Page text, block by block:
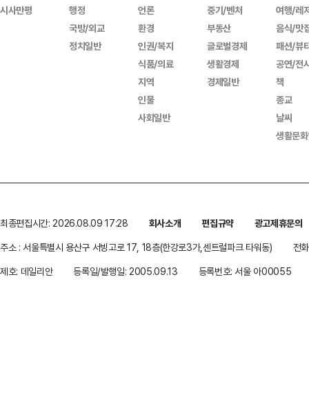
시사만평
행정
국방/외교
정치일반
언론
환경
인권/복지
식품/의료
지역
인물
사회일반
중기/벤처
부동산
글로벌경제
생활경제
경제일반
여행/레
음식/맛
패션/뷰
공연/전
책
종교
날씨
생활문
최종편집시간: 2026.08.09 17:28 회사소개 편집규약
광고제휴문의
주소 : 서울특별시 용산구 서빙고로 17, 18층(한강로3가,센트럴파크 타워동)
전
제호: 데일리안
등록일/발행일: 2005.09.13 등록번호: 서울 아00055